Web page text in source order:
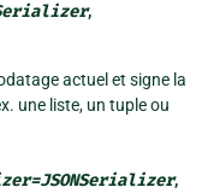
,
actuel et signe la
une liste, un tuple ou
=JSONSerializer,